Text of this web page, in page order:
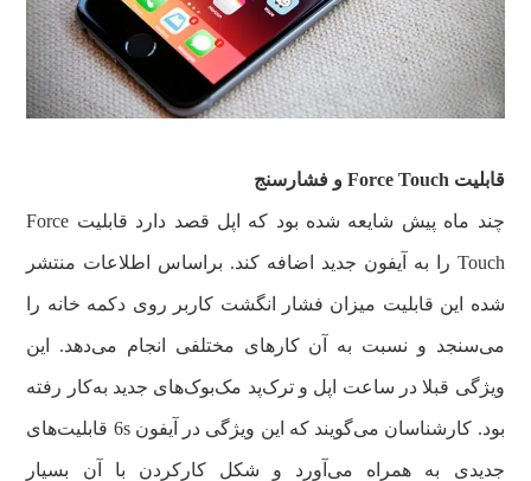
قابلیت Force Touch و فشارسنج
چند ماه پیش شایعه شده بود که اپل قصد دارد قابلیت Force
Touch را به آیفون جدید اضافه کند. براساس اطلاعات منتشر
شده این قابلیت میزان فشار انگشت کاربر روی دکمه خانه را
می‌سنجد و نسبت به آن کارهای مختلفی انجام می‌دهد. این
ویژگی قبلا در ساعت اپل و ترک‌پد مک‌بوک‌های جدید به‌کار رفته
بود. کارشناسان می‌گویند که این ویژگی در آیفون 6s قابلیت‌های
جدیدی به همراه می‌آورد و شکل کارکردن با آن‌ بسیار